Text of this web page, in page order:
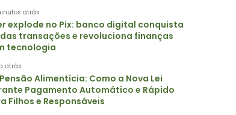
atrás
explode no Pix: banco digital conquista
das transações e revoluciona finanças
tecnologia
atrás
Alimentícia: Como a Nova Lei
Pagamento Automático e Rápido
Filhos e Responsáveis